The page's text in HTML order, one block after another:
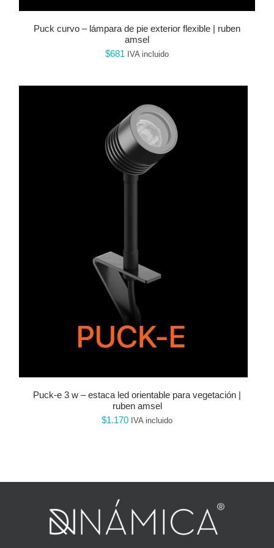
puck curvo – lámpara de pie exterior flexible | ruben
amsel
$681 IVA incluido
puck-e 3 w – estaca led orientable para vegetación |
ruben amsel
$1.170 IVA incluido